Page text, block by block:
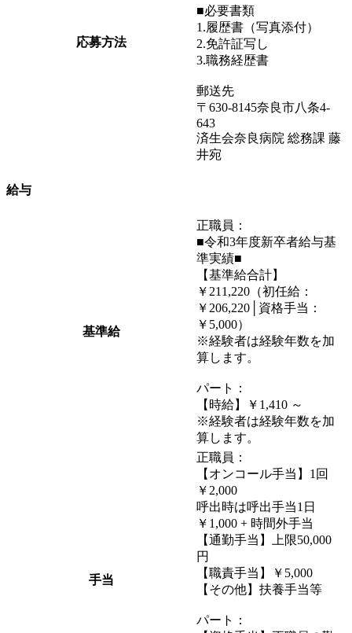
応募方法
■必要書類
1.履歴書（写真添付）
2.免許証写し
3.職務経歴書
郵送先
〒630-8145奈良市八条4-
643
済生会奈良病院 総務課 藤
井宛
給与
基準給
正職員：
■令和3年度新卒者給与基
準実績■
【基準給合計】
￥211,220（初任給：
￥206,220│資格手当：
￥5,000）
※経験者は経験年数を加
算します。
パート：
【時給】￥1,410 ～
※経験者は経験年数を加
算します。
手当
正職員：
【オンコール手当】1回
￥2,000
呼出時は呼出手当1日
￥1,000 + 時間外手当
【通勤手当】上限50,000
円
【職責手当】￥5,000
【その他】扶養手当等
パート：